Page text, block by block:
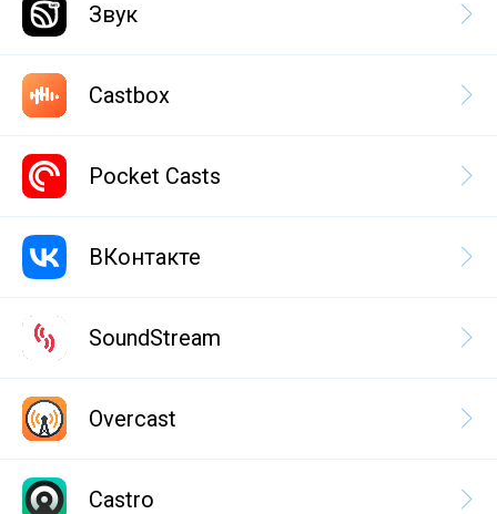
Звук
Castbox
Pocket Casts
ВКонтакте
SoundStream
Overcast
Castro